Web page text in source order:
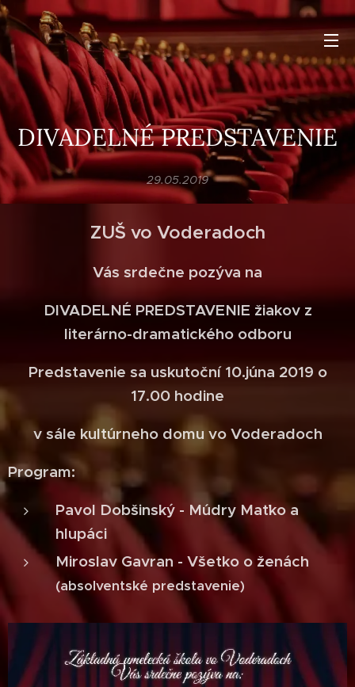
DIVADELNÉ PREDSTAVENIE
29.05.2019
ZUŠ vo Voderadoch
Vás srdečne pozýva na
DIVADELNÉ PREDSTAVENIE žiakov z
literárno-dramatického odboru
Predstavenie sa uskutoční 10.júna 2019 o
17.00 hodine
v sále kultúrneho domu vo Voderadoch
Program:
Pavol Dobšinský - Múdry Maťko a
hlupáci
Miroslav Gavran - Všetko o ženách
(absolventské predstavenie)